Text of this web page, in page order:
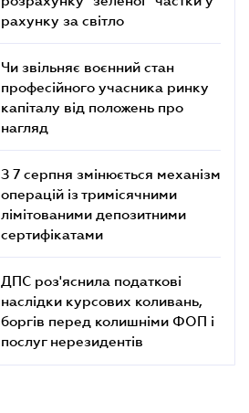
рахунку за світло
Чи звільняє воєнний стан
професійного учасника ринку
капіталу від положень про
нагляд
З 7 серпня змінюється механізм
операцій із тримісячними
лімітованими депозитними
сертифікатами
ДПС роз'яснила податкові
наслідки курсових коливань,
боргів перед колишніми ФОП і
послуг нерезидентів